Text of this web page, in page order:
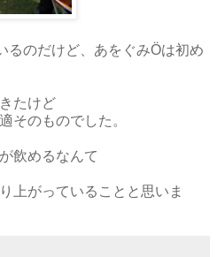
るのだけど、あをぐみÖは初め
たけど
そのものでした。
飲めるなんて
上がっていることと思いま